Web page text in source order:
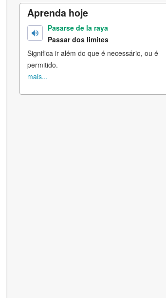
Aprenda hoje
Pasarse de la raya
Passar dos limites
Significa ir além do que é necessário, ou é
permitido.
mais...